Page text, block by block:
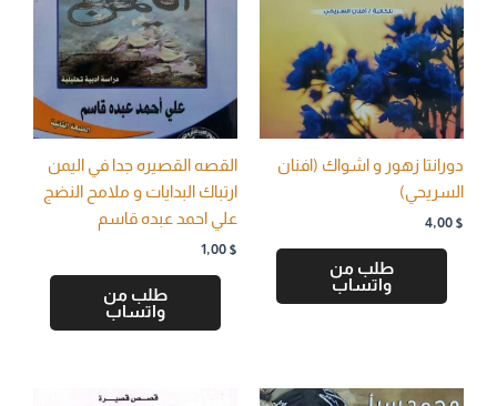
دورانتا زهور و اشواك (افنان
السريحي)
4,00 $
طلب من
واتساب
القصه القصيره جدا في اليمن
ارتباك البدايات و ملامح النضج
علي احمد عبده قاسم
1,00 $
طلب من
واتساب